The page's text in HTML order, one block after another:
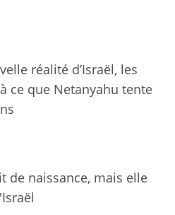
réalité d’Israël, les
ce que Netanyahu tente
de naissance, mais elle